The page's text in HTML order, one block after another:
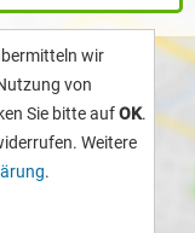
wir
von
Sie bitte aufOK.
Weitere
.